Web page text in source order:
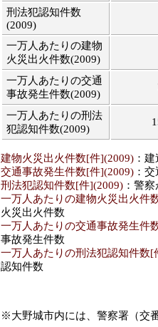
刑法犯認知件数
(2009)
一万人あたりの建物
火災出火件数(2009)
一万人あたりの交通
事故発生件数(2009)
一万人あたりの刑法
犯認知件数(2009)
建物火災出火件数[件](2009) ：
交通事故発生件数[件](2009) ：
刑法犯認知件数[件](2009) ：警
一万人あたりの建物火災出火件
火災出火件数
一万人あたりの交通事故発生件
事故発生件数
一万人あたりの刑法犯認知件数[
認知件数
※大野城市内には、警察署（交